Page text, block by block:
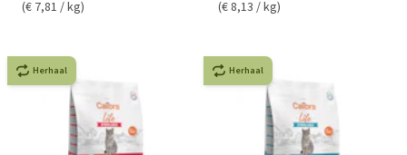
(€ 7,81 / kg)
(€ 8,13 / kg)
Herhaal Herhaal